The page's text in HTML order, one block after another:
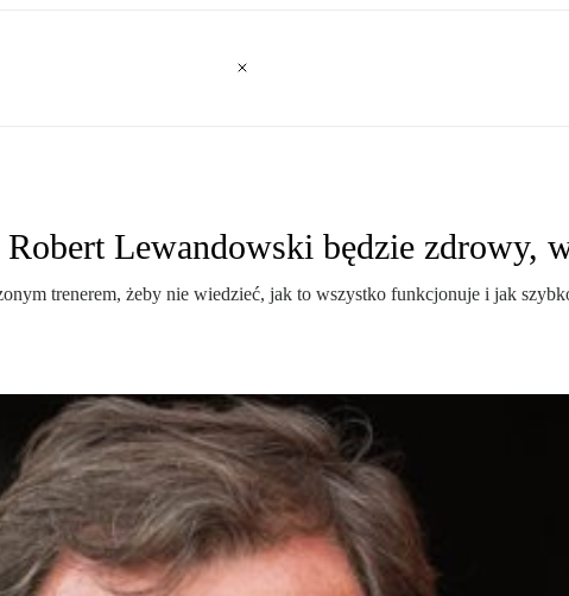
Lewandowski będzie zdrowy,
trenerem, żeby nie wiedzieć, jak to wszystko funkcjonuje i jak